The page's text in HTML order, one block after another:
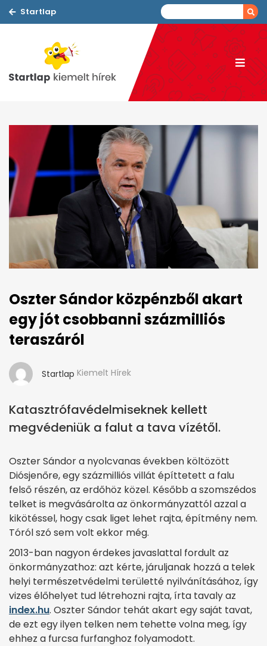
Startlap
Oszter Sándor közpénzből akart
egy jót csobbanni százmilliós
teraszáról
Startlap Kiemelt Hírek
Katasztrófavédelmiseknek kellett
megvédeniük a falut a tava vízétől.
Oszter Sándor a nyolcvanas években költözött
Diósjenőre, egy százmilliós villát építtetett a falu
felső részén, az erdőhöz közel. Később a szomszédos
telket is megvásárolta az önkormányzattól azzal a
kikötéssel, hogy csak liget lehet rajta, építmény nem.
Tóról szó sem volt ekkor még.
2013-ban nagyon érdekes javaslattal fordult az
önkormányzathoz: azt kérte, járuljanak hozzá a telek
helyi természetvédelmi területté nyilvánításához, így
vizes élőhelyet tud létrehozni rajta, írta tavaly az
index.hu. Oszter Sándor tehát akart egy saját tavat,
de ezt egy ilyen telken nem tehette volna meg, így
ehhez a furcsa furfanghoz folyamodott.